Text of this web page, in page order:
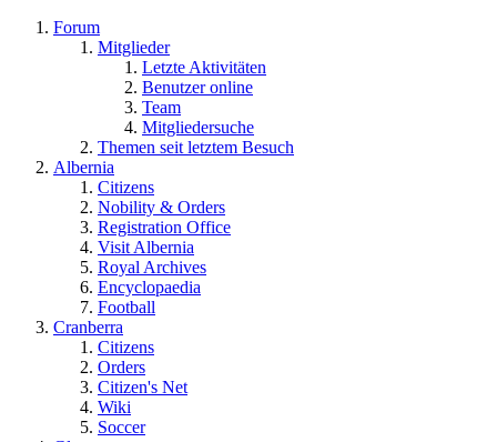
Forum
Mitglieder
Letzte Aktivitäten
Benutzer online
Team
Mitgliedersuche
Themen seit letztem Besuch
Albernia
Citizens
Nobility & Orders
Registration Office
Visit Albernia
Royal Archives
Encyclopaedia
Football
Cranberra
Citizens
Orders
Citizen's Net
Wiki
Soccer